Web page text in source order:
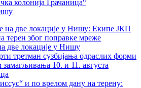
две локације у Нишу